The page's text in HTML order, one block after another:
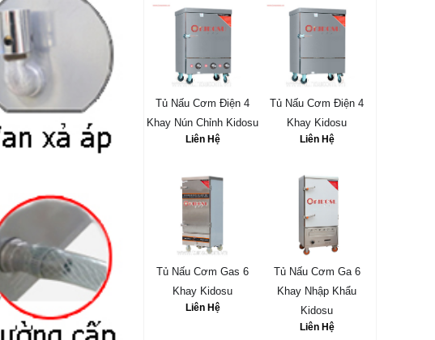
Tủ Nấu Cơm Điện 4
Khay Nún Chỉnh Kidosu
Liên Hệ
Tủ Nấu Cơm Điện 4
Khay Kidosu
Liên Hệ
Tủ Nấu Cơm Gas 6
Khay Kidosu
Liên Hệ
Tủ Nấu Cơm Ga 6
Khay Nhập Khẩu
Kidosu
Liên Hệ